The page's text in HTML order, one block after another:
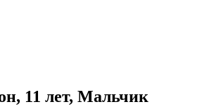
11 лет, Мальчик